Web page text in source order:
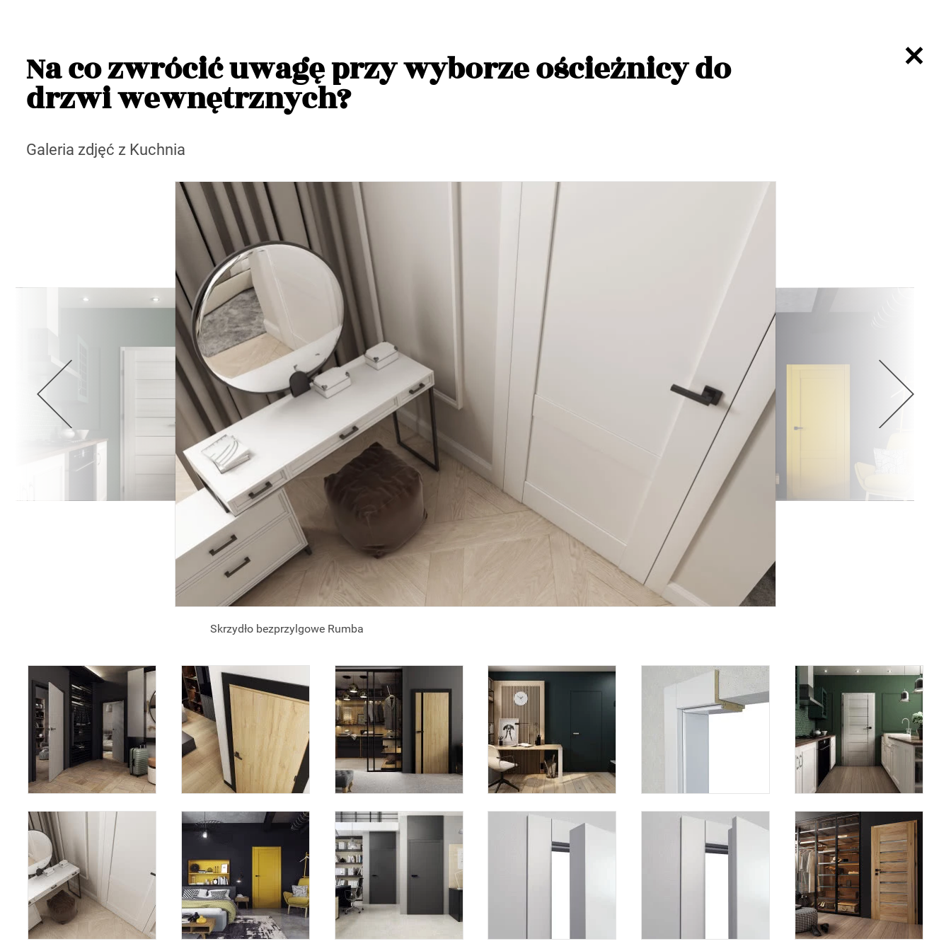
Na co zwrócić uwagę przy wyborze ościeżnicy do
drzwi wewnętrznych?
Galeria zdjęć z Kuchnia
Skrzydło bezprzylgowe Rumba